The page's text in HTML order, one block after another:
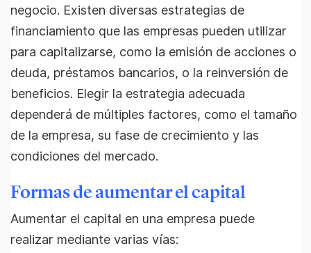
negocio. Existen diversas estrategias de
financiamiento que las empresas pueden utilizar
para capitalizarse, como la emisión de acciones o
deuda, préstamos bancarios, o la reinversión de
beneficios. Elegir la estrategia adecuada
dependerá de múltiples factores, como el tamaño
de la empresa, su fase de crecimiento y las
condiciones del mercado.
Formas de aumentar el capital
Aumentar el capital en una empresa puede
realizar mediante varias vías: